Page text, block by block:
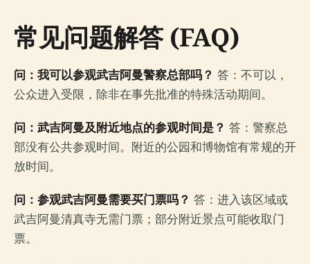
常见问题解答 (FAQ)
问：我可以参观武吉阿曼警察总部吗？ 答：不可以，
公众进入受限，除非在事先批准的特殊活动期间。
问：武吉阿曼及附近地点的参观时间是？ 答：警察总
部没有公共参观时间。附近的公园和博物馆有常规的开
放时间。
问：参观武吉阿曼需要买门票吗？ 答：进入该区域或
武吉阿曼清真寺无需门票；部分附近景点可能收取门
票。